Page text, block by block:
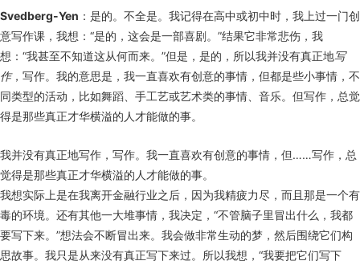
Svedberg-Yen ：是的。不全是。我记得在高中或初中时，我上过一门创
意写作课，我想：“是的，这会是一部喜剧。”结果它非常悲伤，我
想：“我甚至不知道这从何而来。”但是，是的，所以我并没有真正地写
作，写作。我的意思是，我一直喜欢有创意的事情，但都是些小事情，不
同类型的活动，比如舞蹈、手工艺或艺术类的事情、音乐。但写作，总觉
得是那些真正才华横溢的人才能做的事。
我并没有真正地写作，写作。我一直喜欢有创意的事情，但……写作，总
觉得是那些真正才华横溢的人才能做的事。
我想实际上是在我离开金融行业之后，因为我精疲力尽，而且那是一个有
毒的环境。还有其他一大堆事情，我决定，“不管脑子里冒出什么，我都
要写下来。”想法会不断冒出来。我会做非常生动的梦，然后围绕它们构
思故事。我只是从来没有真正写下来过。所以我想，“我要把它们写下